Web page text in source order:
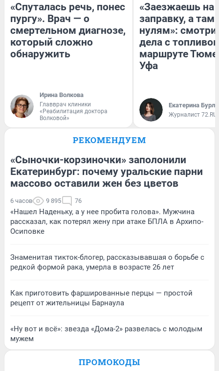
«Спуталась речь, понес
пургу». Врач — о
смертельном диагнозе,
который сложно
обнаружить
Ирина Волкова
Главврач клиники
«Реабилитация доктора
Волковой»
«Заезжаешь на
заправку, а там
нулям»:
дела с
маршруте
Уфа
Екатерина
Журналист 72.RU
РЕКОМЕНДУЕМ
«Сыночки-корзиночки» заполонили
Екатеринбург: почему уральские парни
массово оставили жен без цветов
6 часов 9 895 76
«Нашел Наденьку, а у нее пробита голова». Мужчина
рассказал, как потерял жену при атаке БПЛА в Архипо-
Осиповке
Знаменитая тикток-блогер, рассказывавшая о борьбе с
редкой формой рака, умерла в возрасте 26 лет
Как приготовить фаршированные перцы — простой
рецепт от жительницы Барнаула
«Ну вот и всё»: звезда «Дома-2» развелась с молодым
мужем
ПРОМОКОДЫ